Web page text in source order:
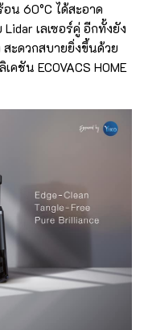
น 60°C ได้สะอาด
เลเซอร์คู่ อีกทั้งยัง
ะดวกสบายยิ่งขึ้นด้วย
ชัน ECOVACS HOME